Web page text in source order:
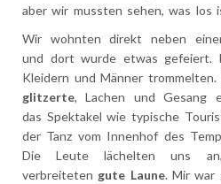
aber wir mussten sehen, was los
Wir wohnten direkt neben
und dort wurde etwas gefeiert.
Kleidern und Männer
glitzerte, Lachen und Gesang
das Spektakel wie typische
der Tanz vom Innenhof des
Die Leute lächelten uns
verbreiteten gute Laune. Mir war